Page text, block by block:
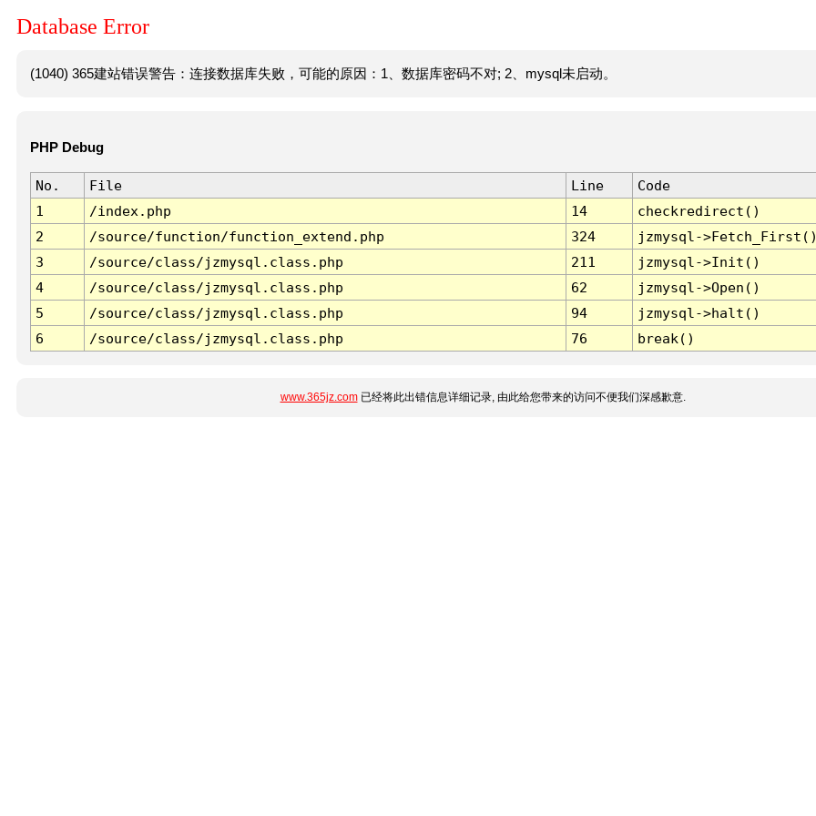
Database Error
(1040) 365建站错误警告：连接数据库失败，可能的原因：1、数据库密码不对; 2、mysql未启动。
PHP Debug
No. File Line
Code
1
/index.php 14
checkredirect()
2
/source/function/function_extend.php 324
jzmysql-
3
/source/class/jzmysql.class.php 211
jzmysql->Init()
4
/source/class/jzmysql.class.php 62
jzmysql->Open()
5
/source/class/jzmysql.class.php 94
jzmysql->halt()
6
/source/class/jzmysql.class.php 76 break()
www.365jz.com已经将此出错信息详细记录, 由此给您带来的访问不便我们深感歉意.